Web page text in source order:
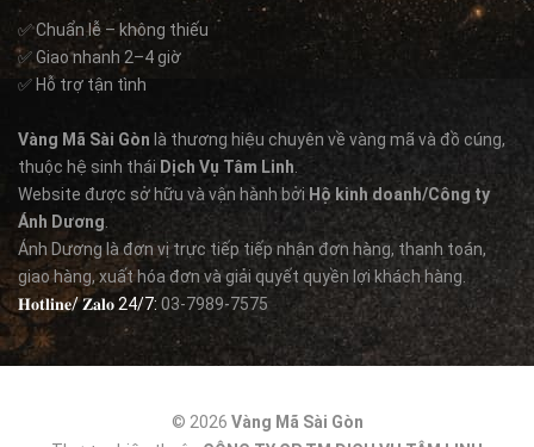
✅ Chuẩn lễ – không thiếu
✅ Giao nhanh 2–4 giờ
✅ Hỗ trợ tận tình
Vàng Mã Sài Gòn là thương hiệu chuyên về vàng mã và đồ cúng,
thuộc hệ sinh thái Dịch Vụ Tâm Linh
Website được sở hữu và vận hành bởi Hộ kinh doanh/Công ty
Ánh Dương
Ánh Dương là đơn vị trực tiếp tiếp nhận đơn hàng, thanh toán,
giao hàng, xuất hóa đơn và giải quyết quyền lợi khách hàng.
𝐇𝐨𝐭𝐥𝐢𝐧𝐞/ 𝐙𝐚𝐥𝐨 24/7: 03-7989-7575
© 2026 Vàng Mã Sài Gòn